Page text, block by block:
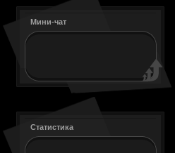
Мини-чат
Статистика